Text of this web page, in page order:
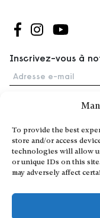
To provide the best
store and/or access
technologies will allow
or unique IDs on this
may adversely affect
Suivez-nous sur
Suivez-nous
Suivez-
Inscrivez-vous à
Adresse e-mail
Accueil
Événements
À propos
Partenaires
Contact